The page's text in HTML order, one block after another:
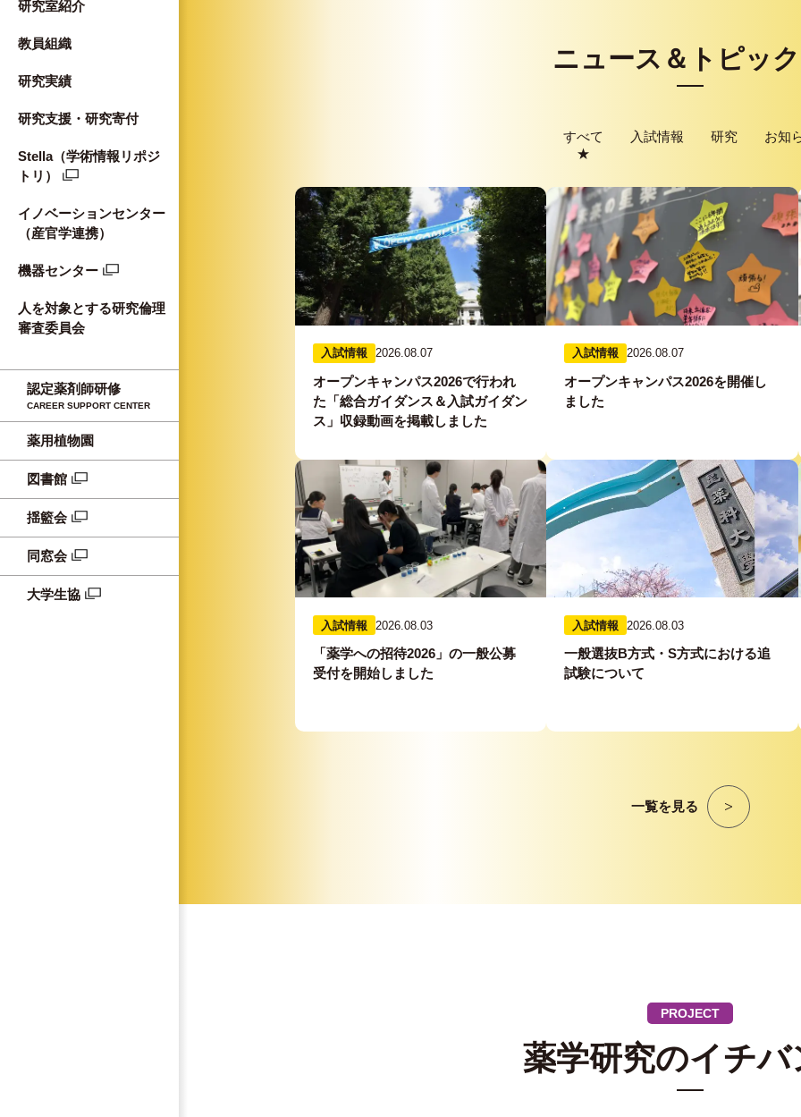
研究室紹介
教員組織
研究実績
研究支援・研究寄付
Stella（学術情報リポジ
トリ）
イノベーションセンター
（産官学連携）
機器センター
人を対象とする研究倫理
審査委員会
認定薬剤師研修
CAREER SUPPORT CENTER
薬用植物園
図書館
揺籃会
同窓会
大学生協
ニュース＆トピッ
すべて 入試情報 研究 お知
入試情報 2026.08.07
オープンキャンパス2026で行われ
た「総合ガイダンス＆入試ガイダン
ス」収録動画を掲載しました
入試情報 2026.08.07
オープンキャンパス2026を開催し
ました
入試情報 2026.08.03
「薬学への招待2026」の一般公募
受付を開始しました
入試情報 2026.08.03
一般選抜B方式・S方式における追
試験について
一覧を見る
PROJECT
薬学研究のイチバ